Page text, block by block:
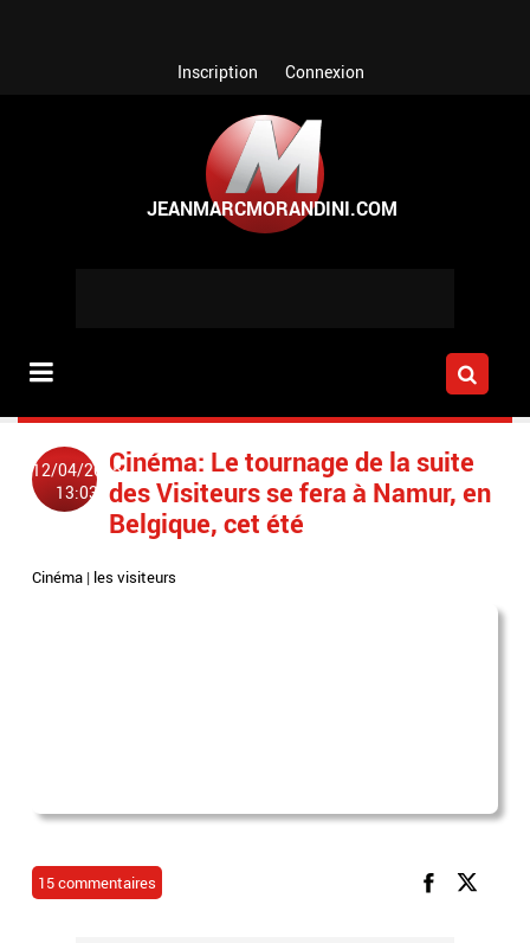
Inscription Connexion
12/04/2015
13:03
Cinéma: Le tournage de la suite
des Visiteurs se fera à Namur, en
Belgique, cet été
Cinéma | les visiteurs
15 commentaires